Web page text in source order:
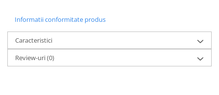
Informatii conformitate produs
Caracteristici
Review-uri(0)